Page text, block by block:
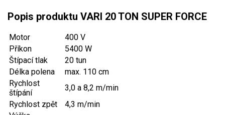
Benzínové pily
Aku pily
Elektrické pily
Jednoruční pily
Vyvětvovací pily
Popis produktu VARI 20 TON SUPER FORCE
Motor
400 V
Příkon
5400 W
Štípací tlak
20 tun
Délka polena
max. 110 cm
Rychlost
štípání
3,0 a 8,2 m/min
Rychlost zpět
4,3 m/min